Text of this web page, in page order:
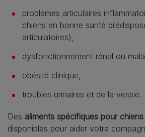
problèmes articulaires
chiens en bonne santé
articulatoires),
dysfonctionnement rénal ou
obésité clinique,
troubles urinaires et de la vessie.
Des aliments spécifiques pour chiens
disponibles pour aider votre